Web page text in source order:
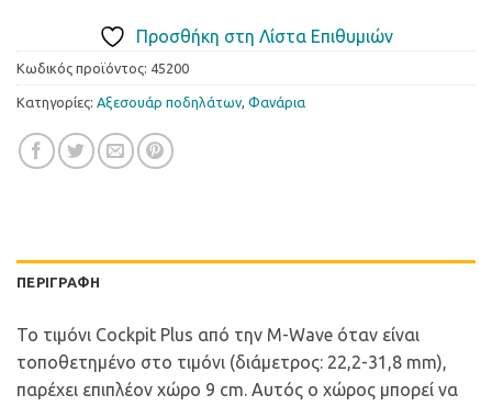
Προσθήκη στη Λίστα Επιθυμιών
Κωδικός προϊόντος: 45200
Κατηγορίες: Αξεσουάρ ποδηλάτων, Φανάρια
ΠΕΡΙΓΡΑΦΉ
Το τιμόνι Cockpit Plus από την M-Wave όταν είναι
τοποθετημένο στο τιμόνι (διάμετρος: 22,2-31,8 mm),
παρέχει επιπλέον χώρο 9 cm. Αυτός ο χώρος μπορεί να